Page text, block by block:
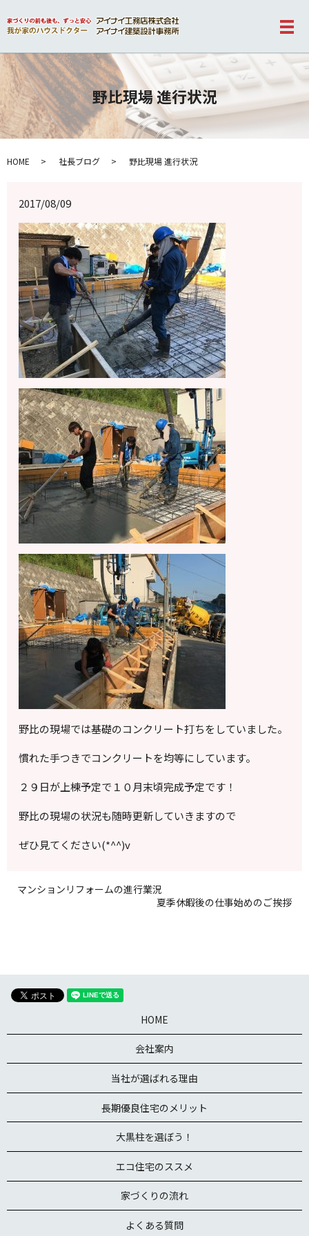
メ
野比現場 進行状況
HOME 社長ブログ 野比現場 進行状況
2017/08/09
野比の現場では基礎のコンクリート打ちをしていました。
慣れた手つきでコンクリートを均等にしています。
２９日が上棟予定で１０月末頃完成予定です！
野比の現場の状況も随時更新していきますので
ぜひ見てください(*^^)v
マンションリフォームの進行業況
夏季休暇後の仕事始めのご挨拶
HOME
会社案内
当社が選ばれる理由
長期優良住宅のメリット
大黒柱を選ぼう！
エコ住宅のススメ
家づくりの流れ
よくある質問